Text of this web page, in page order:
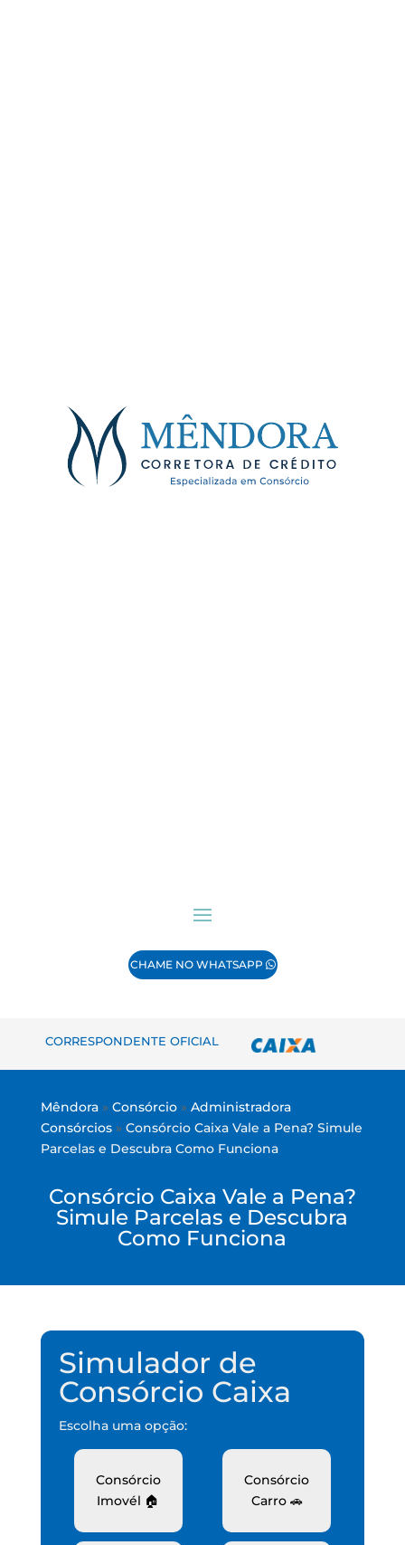
CHAME NO WHATSAPP
CORRESPONDENTE OFICIAL
Mêndora» Consórcio» Administradora
Consórcios» Consórcio Caixa Vale a Pena? Simule
Parcelas e Descubra Como Funciona
Consórcio Caixa Vale a Pena?
Simule Parcelas e Descubra
Como Funciona
Simulador de
Consórcio Caixa
Escolha uma opção:
Consórcio
Imovél 🏠
Consórcio
Carro 🚗